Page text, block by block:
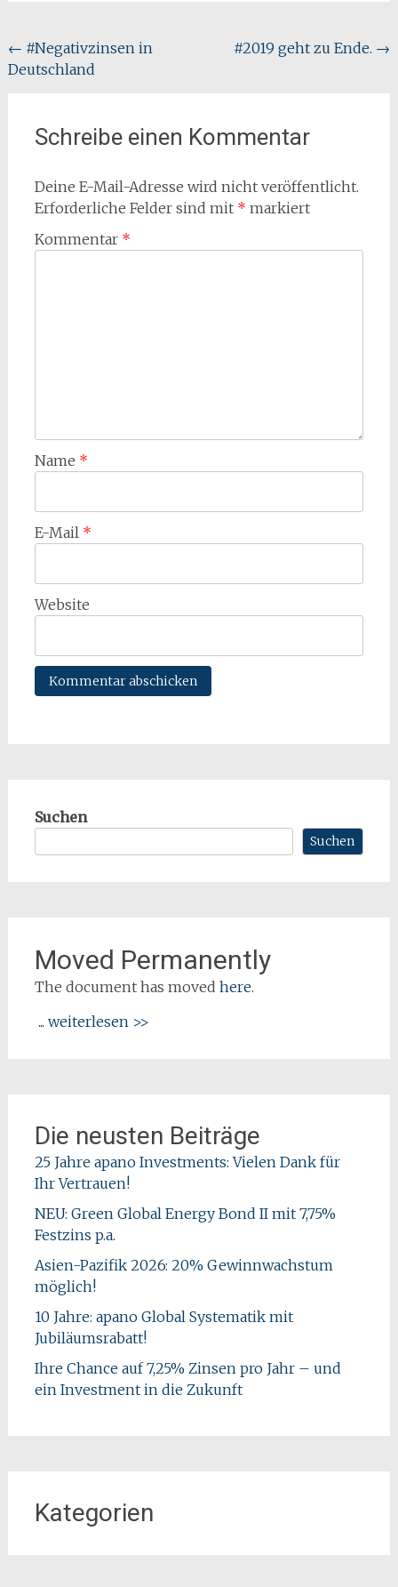
Beitragsnavigation
← #Negativzinsen in
Deutschland
#2019 geht zu Ende. →
Schreibe einen Kommentar
Deine E-Mail-Adresse wird nicht veröffentlicht.
Erforderliche Felder sind mit * markiert
Kommentar *
Name *
E-Mail *
Website
Suchen
Suchen
Moved Permanently
The document has moved here.
... weiterlesen >>
Die neusten Beiträge
25 Jahre apano Investments: Vielen Dank für
Ihr Vertrauen!
NEU: Green Global Energy Bond II mit 7,75%
Festzins p.a.
Asien-Pazifik 2026: 20% Gewinnwachstum
möglich!
10 Jahre: apano Global Systematik mit
Jubiläumsrabatt!
Ihre Chance auf 7,25% Zinsen pro Jahr – und
ein Investment in die Zukunft
Kategorien